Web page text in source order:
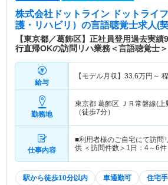
株式会社ドットライン ドットライ
護・リハビリ） の言語聴覚士求人(
【東京都／葛飾区】正社員登用過去実
行直帰OKの訪問リハ業務＜言語聴覚士＞
給与
【モデル月収】 33.6万円～
勤務地
東京都 葛飾区 ＪＲ常磐線(上
（徒歩7分）
仕事内容
■利用者様のご自宅にて訪問
供 ＜訪問件数＞1日：4～6
駅から徒歩10分以内 車通勤可 住宅